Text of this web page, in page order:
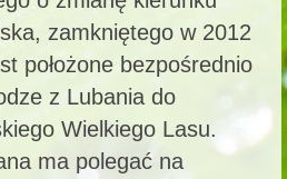
zamkniętego w 2012
położone bezpośrednio
z Lubania do
Wielkiego Lasu.
ma polegać na